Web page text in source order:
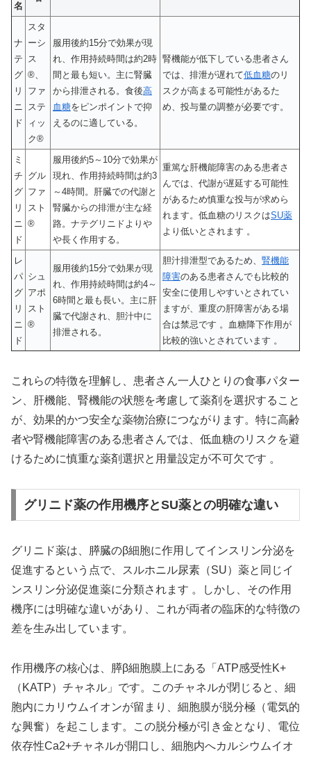
名
ナ
テ
グ
リ
ニ
ド
スタ
ーシ
ス
®、
ファ
ステ
ィッ
ク®
服用後約15分で効果が現
れ、作用持続時間は約2時
間と最も短い。主に腎臓
から排泄される。食後高
血糖をピンポイントで抑
えるのに適している。
腎機能が低下している患者さん
では、排泄が遅れて低血糖のリ
スクが高まる可能性があるた
め、投与量の調整が必要です。
ミ
チ
グ
リ
ニ
ド
グル
ファ
スト
®
服用後約5～10分で効果が
現れ、作用持続時間は約3
～4時間。肝臓での代謝と
腎臓からの排泄が主な経
路。ナテグリニドよりや
や長く作用する。
重篤な肝機能障害のある患者さ
んでは、代謝が遅延する可能性
があるため慎重な投与が求めら
れます。低血糖のリスクはSU薬
より低いとされます 。
レ
パ
グ
リ
ニ
ド
シュ
アポ
スト
®
服用後約15分で効果が現
れ、作用持続時間は約4～
6時間と最も長い。主に肝
臓で代謝され、胆汁中に
排泄される。
胆汁排泄型であるため、 腎機能
障害のある患者さんでも比較的
安全に使用しやすいとされてい
ますが、重度の肝障害がある場
合は禁忌です 。血糖降下作用が
比較的強いとされています 。
これらの特徴を理解し、患者さん一人ひとりの食事パター
ン、肝機能、腎機能の状態を考慮して薬剤を選択すること
が、効果的かつ安全な薬物治療につながります。特に高齢
者や腎機能障害のある患者さんでは、低血糖のリスクを避
けるために慎重な薬剤選択と用量設定が不可欠です 。
グリニド薬の作用機序とSU薬との明確な違い
グリニド薬は、膵臓のβ細胞に作用してインスリン分泌を
促進するという点で、スルホニル尿素（SU）薬と同じイ
ンスリン分泌促進薬に分類されます 。しかし、その作用
機序には明確な違いがあり、これが両者の臨床的な特徴の
差を生み出しています。
作用機序の核心は、膵β細胞膜上にある「ATP感受性K+
（KATP）チャネル」です。このチャネルが閉じると、細
胞内にカリウムイオンが留まり、細胞膜が脱分極（電気的
な興奮）を起こします。この脱分極が引き金となり、電位
依存性Ca2+チャネルが開口し、細胞内へカルシウムイオ